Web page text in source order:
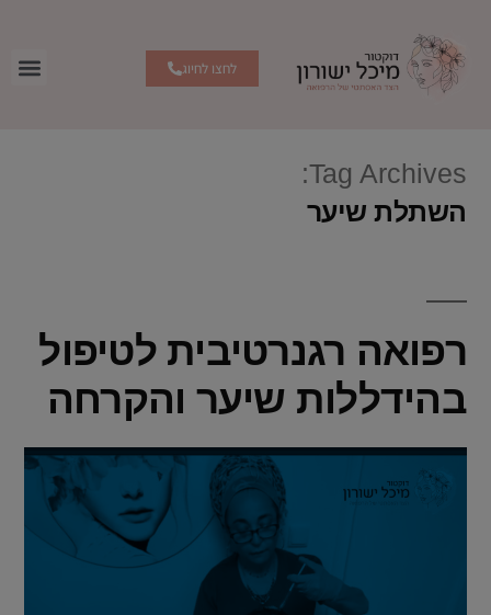
לחצו לחיוג
Tag Archives:
השתלת שיער
רפואה רגנרטיבית לטיפול
בהידללות שיער והקרחה